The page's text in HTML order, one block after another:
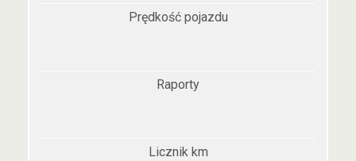
Prędkość pojazdu
Raporty
Licznik km